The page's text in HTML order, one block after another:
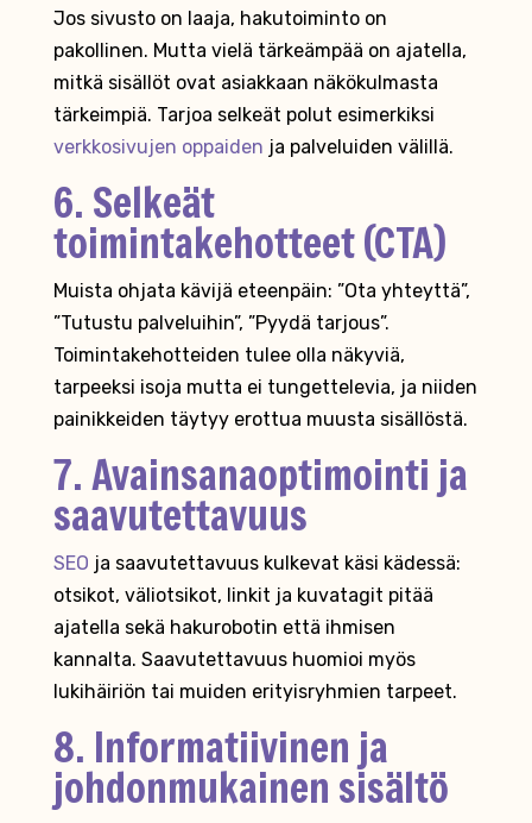
Jos sivusto on laaja, hakutoiminto on
pakollinen. Mutta vielä tärkeämpää on ajatella,
mitkä sisällöt ovat asiakkaan näkökulmasta
tärkeimpiä. Tarjoa selkeät polut esimerkiksi
verkkosivujen oppaiden ja palveluiden välillä.
6. Selkeät
toimintakehotteet (CTA)
Muista ohjata kävijä eteenpäin: ”Ota yhteyttä”,
”Tutustu palveluihin”, ”Pyydä tarjous”.
Toimintakehotteiden tulee olla näkyviä,
tarpeeksi isoja mutta ei tungettelevia, ja niiden
painikkeiden täytyy erottua muusta sisällöstä.
7. Avainsanaoptimointi ja
saavutettavuus
SEO ja saavutettavuus kulkevat käsi kädessä:
otsikot, väliotsikot, linkit ja kuvatagit pitää
ajatella sekä hakurobotin että ihmisen
kannalta. Saavutettavuus huomioi myös
lukihäiriön tai muiden erityisryhmien tarpeet.
8. Informatiivinen ja
johdonmukainen sisältö